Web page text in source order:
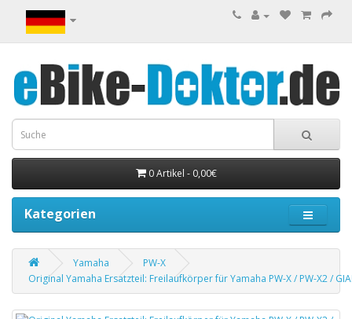
0 Artikel - 0,00€
Kategorien
Yamaha
PW-X
Original Yamaha Ersatzteil: Freilaufkörper für Yamaha PW-X / PW-X2 /